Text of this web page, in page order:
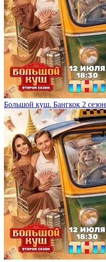
Большой куш. Бангкок 2 сезон